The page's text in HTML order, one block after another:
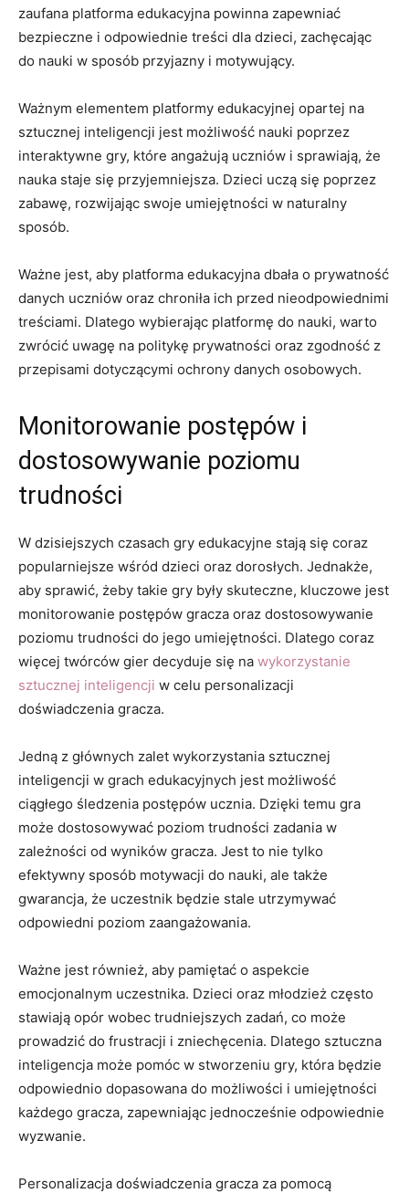
zaufana platforma edukacyjna powinna zapewniać
bezpieczne i ‍odpowiednie⁣ treści dla dzieci, zachęcając
do nauki‍ w sposób przyjazny i motywujący.
Ważnym elementem platformy edukacyjnej opartej ‍na
sztucznej inteligencji jest możliwość‍ nauki poprzez
interaktywne gry, ‍które angażują uczniów i sprawiają, ​że
nauka staje się przyjemniejsza. Dzieci uczą się poprzez
zabawę, rozwijając swoje umiejętności w naturalny
sposób.
Ważne jest, aby platforma edukacyjna dbała o ‌prywatność
danych ‌uczniów‌ oraz chroniła‍ ich przed⁣ nieodpowiednimi
treściami. Dlatego wybierając platformę do nauki, warto
zwrócić⁤ uwagę na politykę prywatności oraz ⁣zgodność z
przepisami dotyczącymi ochrony​ danych ⁣osobowych.
Monitorowanie postępów ⁢i
dostosowywanie poziomu
trudności
W dzisiejszych czasach gry edukacyjne⁢ stają się coraz
popularniejsze⁢ wśród dzieci oraz dorosłych.⁢ Jednakże,
aby sprawić, żeby‌ takie gry były skuteczne, kluczowe jest
monitorowanie postępów gracza ‍oraz dostosowywanie
‌poziomu ‌trudności do jego ⁢umiejętności. Dlatego‌ coraz
więcej ⁣twórców gier decyduje się na⁣ wykorzystanie
sztucznej inteligencji ‌w celu personalizacji
⁣doświadczenia gracza.
Jedną z​ głównych zalet‌ wykorzystania sztucznej
inteligencji w grach edukacyjnych ‍jest możliwość
ciągłego śledzenia postępów ucznia. Dzięki temu gra
może dostosowywać poziom trudności ‌zadania ‌w
zależności od ​wyników gracza. Jest to nie tylko
efektywny sposób motywacji do nauki, ⁢ale także
gwarancja, ‍że uczestnik⁣ będzie⁤ stale utrzymywać
odpowiedni⁤ poziom zaangażowania.
Ważne jest również,⁣ aby‍ pamiętać o aspekcie
emocjonalnym ‌uczestnika. ⁤Dzieci oraz młodzież często
stawiają ‍opór wobec trudniejszych zadań, co może
prowadzić do frustracji i zniechęcenia. Dlatego sztuczna
inteligencja może​ pomóc⁢ w stworzeniu ‌gry, która⁢ będzie
odpowiednio dopasowana do możliwości i umiejętności
każdego ‍gracza,‍ zapewniając jednocześnie odpowiednie
wyzwanie.
Personalizacja doświadczenia gracza za pomocą